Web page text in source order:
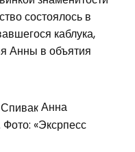
состоялось в
каблука,
Анны в объятия
Анна
«Эксрпесс